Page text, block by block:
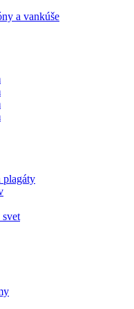
a vankúše
plagáty